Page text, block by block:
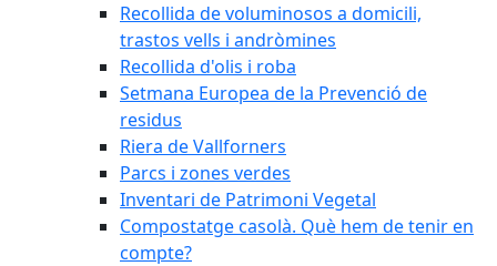
Recollida de voluminosos a domicili,
trastos vells i andròmines
Recollida d'olis i roba
Setmana Europea de la Prevenció de
residus
Riera de Vallforners
Parcs i zones verdes
Inventari de Patrimoni Vegetal
Compostatge casolà. Què hem de tenir en
compte?